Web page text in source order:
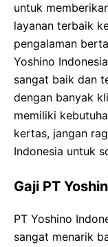
untuk
layanan terbaik
pengalaman
Yoshino
sangat baik dan
dengan banyak
memiliki
kertas, jangan
Indonesia untuk
Gaji PT
PT Yoshino
sangat menarik